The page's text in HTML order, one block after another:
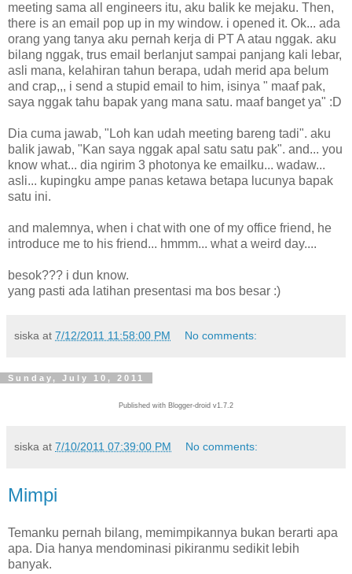
meeting sama all engineers itu, aku balik ke mejaku. Then,
there is an email pop up in my window. i opened it. Ok... ada
orang yang tanya aku pernah kerja di PT A atau nggak. aku
bilang nggak, trus email berlanjut sampai panjang kali lebar,
asli mana, kelahiran tahun berapa, udah merid apa belum
and crap,,, i send a stupid email to him, isinya " maaf pak,
saya nggak tahu bapak yang mana satu. maaf banget ya" :D
Dia cuma jawab, "Loh kan udah meeting bareng tadi". aku
balik jawab, "Kan saya nggak apal satu satu pak". and... you
know what... dia ngirim 3 photonya ke emailku... wadaw...
asli... kupingku ampe panas ketawa betapa lucunya bapak
satu ini.
and malemnya, when i chat with one of my office friend, he
introduce me to his friend... hmmm... what a weird day....
besok??? i dun know.
yang pasti ada latihan presentasi ma bos besar :)
siska at 7/12/2011 11:58:00 PM No comments:
Sunday, July 10, 2011
Published with Blogger-droid v1.7.2
siska at 7/10/2011 07:39:00 PM No comments:
Mimpi
Temanku pernah bilang, memimpikannya bukan berarti apa
apa. Dia hanya mendominasi pikiranmu sedikit lebih
banyak.